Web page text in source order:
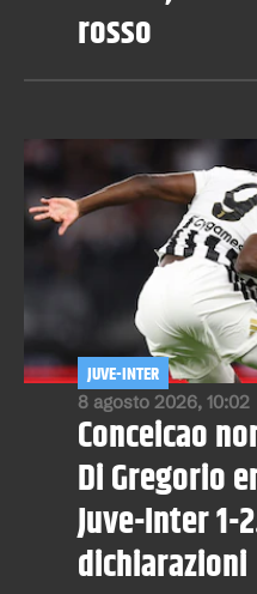
rosso
8 agosto 2026, 10:02
JUVE-INTER
Conceicao
Di Gregorio
Juve-Inter 1-
dichiarazioni